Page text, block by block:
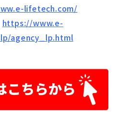
lifetech.com/
https://www.e-
agency_lp.html